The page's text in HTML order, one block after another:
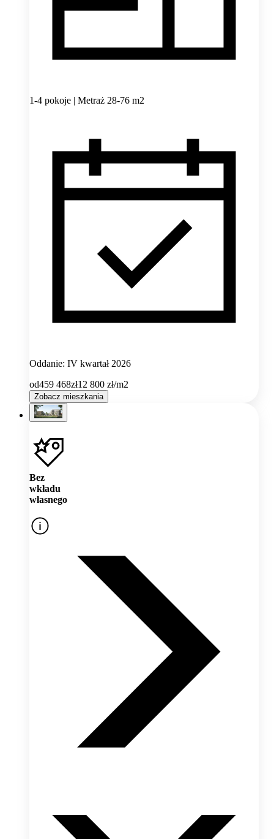
1-4 pokoje | Metraż 28-76 m2
Oddanie: IV kwartał 2026
od459 468zł12 800 zł/m2
Zobacz mieszkania
Bez
wkładu
własnego